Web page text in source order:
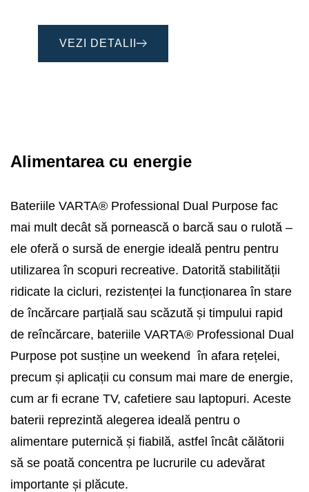
VEZI DETALII
Alimentarea cu energie
Bateriile VARTA® Professional Dual Purpose fac
mai mult decât să pornească o barcă sau o rulotă –
ele oferă o sursă de energie ideală pentru pentru
utilizarea în scopuri recreative. Datorită stabilității
ridicate la cicluri, rezistenței la funcționarea în stare
de încărcare parțială sau scăzută și timpului rapid
de reîncărcare, bateriile VARTA® Professional Dual
Purpose pot susține un weekend în afara rețelei,
precum și aplicații cu consum mai mare de energie,
cum ar fi ecrane TV, cafetiere sau laptopuri. Aceste
baterii reprezintă alegerea ideală pentru o
alimentare puternică și fiabilă, astfel încât călătorii
să se poată concentra pe lucrurile cu adevărat
importante și plăcute.